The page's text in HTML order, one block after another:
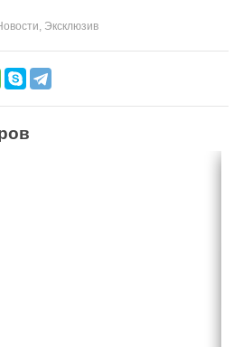
, Эксклюзив